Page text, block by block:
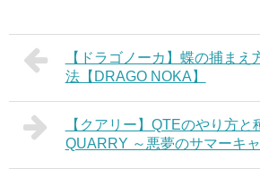
【ドラゴノーカ】蝶の捕まえ
法【DRAGO NOKA】
【クアリー】QTEのやり方と
QUARRY ～悪夢のサマーキャ